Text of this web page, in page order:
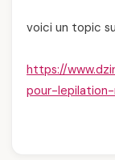
voici un topic
https://
pour-